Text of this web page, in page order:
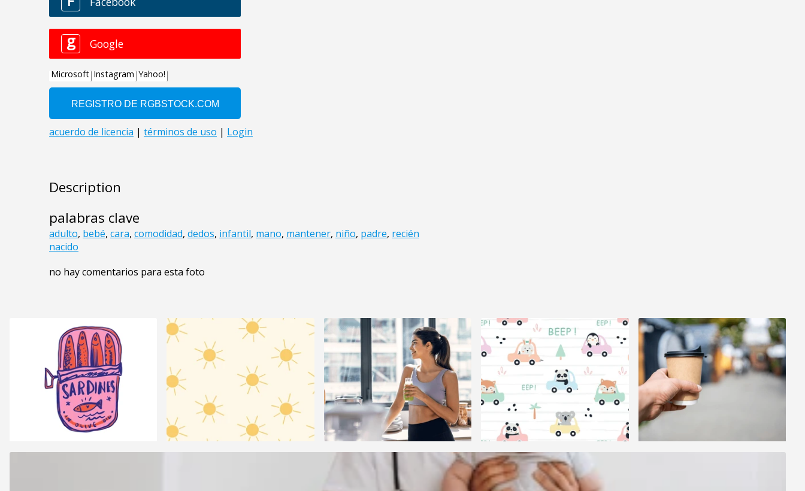
Description
palabras clave
adulto, bebé, cara, comodidad, dedos, infantil, mano, mantener, niño, padre, recién
nacido
no hay comentarios para esta foto